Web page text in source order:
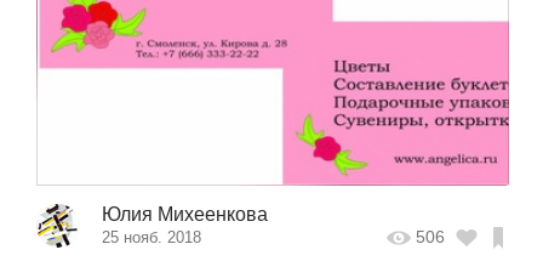
Юлия Михеенкова
25 нояб. 2018 506